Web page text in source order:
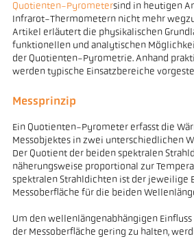
Quotienten-Pyrometersind in heutigen
Infrarot-Thermometern nicht mehr
Artikel erläutert die physikalischen
funktionellen und analytischen
der Quotienten-Pyrometrie. Anhand
werden typische Einsatzbereiche
Messprinzip
Ein Quotienten-Pyrometer erfasst die
Messobjektes in zwei unterschiedlichen
Der Quotient der beiden spektralen
näherungsweise proportional zur
spektralen Strahldichten ist der jeweilige
Messoberfläche für die beiden
Um den wellenlängenabhängigen Einfluss
der Messoberfläche gering zu halten,